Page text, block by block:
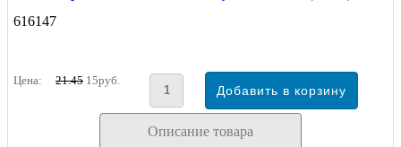
616147
Цена: 21.45 15руб.
Описание товара